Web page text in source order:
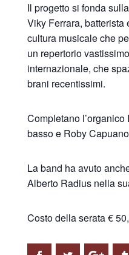
Il progetto si fonda
Viky Ferrara,
cultura musicale che
un repertorio
internazionale, che
brani recentissimi.
Completano l’organico
basso e Roby
La band ha avuto
Alberto Radius nella
Costo della serata €